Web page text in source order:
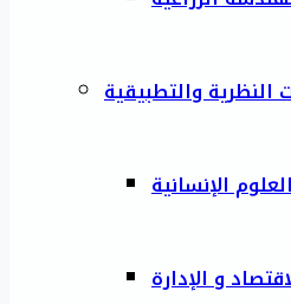
النظرية والتطبيقية
الإنسانية
و الإدارة